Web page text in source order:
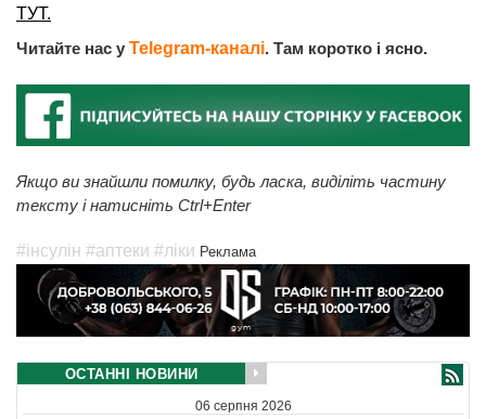
ТУТ.
Читайте нас у Telegram-каналі. Там коротко і ясно.
Якщо ви знайшли помилку, будь ласка, виділіть частину
тексту і натисніть Ctrl+Enter
#інсулін #аптеки #ліки Реклама
ОСТАННІ НОВИНИ
06 серпня 2026